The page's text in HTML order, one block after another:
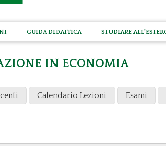
Guida didattica Studiare
IN ECONOMIA
Calendario Lezioni Esami